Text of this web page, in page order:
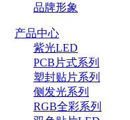
品牌形象
产品中心
紫光LED
PCB片式系列
塑封贴片系列
侧发光系列
RGB全彩系列